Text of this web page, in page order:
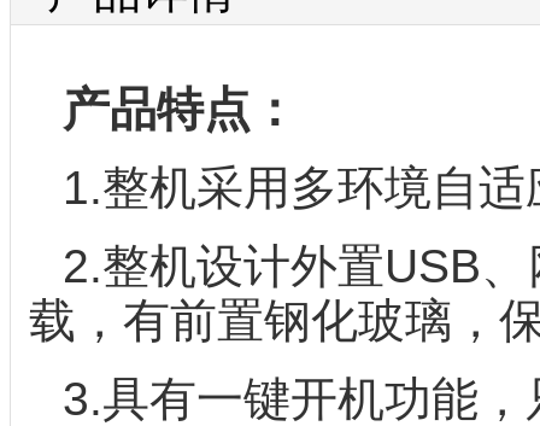
产品特点：
1.整机采用多环境自
2.整机设计外置USB
载，有前置钢化玻璃，
3.具有一键开机功能